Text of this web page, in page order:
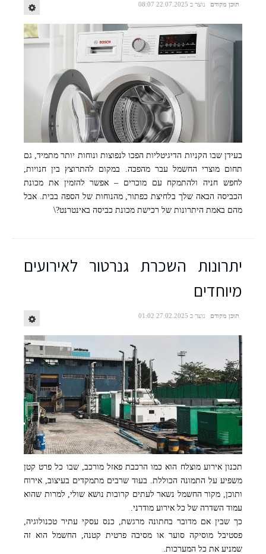
תוכן מקודם נוצר ב 22.07.2025 08:07
בעידן שבו הקניות הדיגיטליות הפכו לנפוצות ונוחות יותר מתמיד, גם
תחום מוצרי החשמל עבר מהפכה. במקום להתרוצץ בין חנויות,
לחפש חניה ולהתמקח עם מוכרים – אפשר להזמין את מכונת
הכביסה הבאה שלך בלחיצת כפתור, מהנוחות של הספה בבית. אבל
מהם באמת היתרונות של רכישת מכונת כביסה באינטרנט?\
יתרונות השכרת גנרטור לאירועים
מיוחדים
תוכן מקודם נוצר ב 27.02.2025 01:02
תכנון אירוע מוצלח הוא כמו הרכבת פאזל מורכב, שבו כל פרט קטן
משפיע על התמונה הכוללת. בעוד שרבים מתמקדים בעיצוב, אירוח
ותוכן, מקור החשמל נשאר לעתים קרובות נושא שולי, למרות שהוא
עמוד השדרה של כל אירוע מודרני.
כך שבין אם מדובר בחתונה מרגשת, כנס עסקי עתיר טכנולוגיה,
פסטיבל מוסיקה סוער או מסיבה פרטית קטנה, החשמל הוא זה
שמניע את כל המערכות.